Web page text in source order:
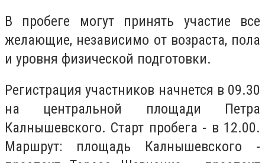
В пробеге могут принять участие все
желающие, независимо от возраста, пола
и уровня физической подготовки.
Регистрация участников начнется в 09.30
на центральной площади Петра
Калнышевского. Старт пробега - в 12.00.
Маршрут: площадь Калнышевского -